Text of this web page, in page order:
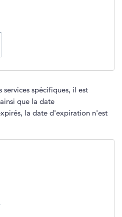
services spécifiques, il est
que la date
la date d'expiration n'est